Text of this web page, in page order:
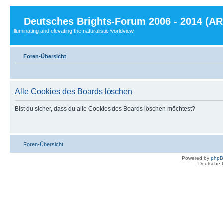
Deutsches Brights-Forum 2006 - 2014
Illuminating and elevating the naturalistic worldview.
Foren-Übersicht
Alle Cookies des Boards löschen
Bist du sicher, dass du alle Cookies des Boards löschen möchtest?
Foren-Übersicht
Powered by
Deutsche